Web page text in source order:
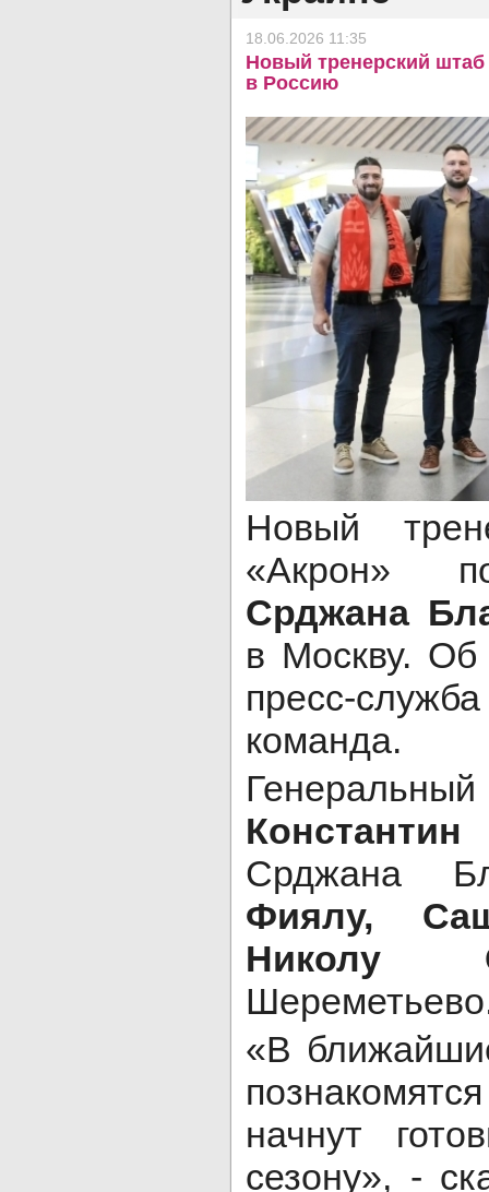
18.06.2026 11:35
Новый тренерский
в Россию
Новый
«Акрон»
Срджана
в Москву.
пресс-
команда.
Генеральный
Срджана
Фиялу,
Николу
«В
начнут
сезону», -